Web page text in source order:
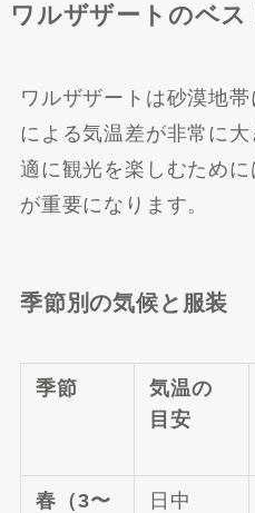
ワルザザートのベス
ワルザザートは砂漠地
による気温差が非常に
適に観光を楽しむため
が重要になります。
季節別の気候と服装
季節
気温の
目安
春（3〜
日中